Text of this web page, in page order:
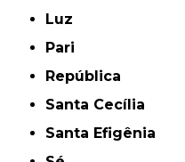
Luz
Pari
República
Santa Cecília
Santa Efigênia